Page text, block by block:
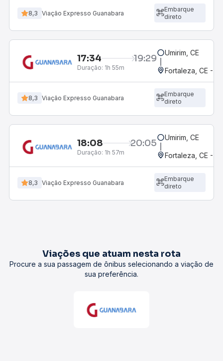
8,3 Viação Expresso Guanabara
Embarque
direto
17:34 19:29
Duração: 1h 55m
Umirim, CE
Fortaleza, CE -
8,3 Viação Expresso Guanabara
Embarque
direto
18:08 20:05
Duração: 1h 57m
Umirim, CE
Fortaleza, CE -
8,3 Viação Expresso Guanabara
Embarque
direto
Viações que atuam nesta rota
Procure a sua passagem de ônibus selecionando a viação de
sua preferência.